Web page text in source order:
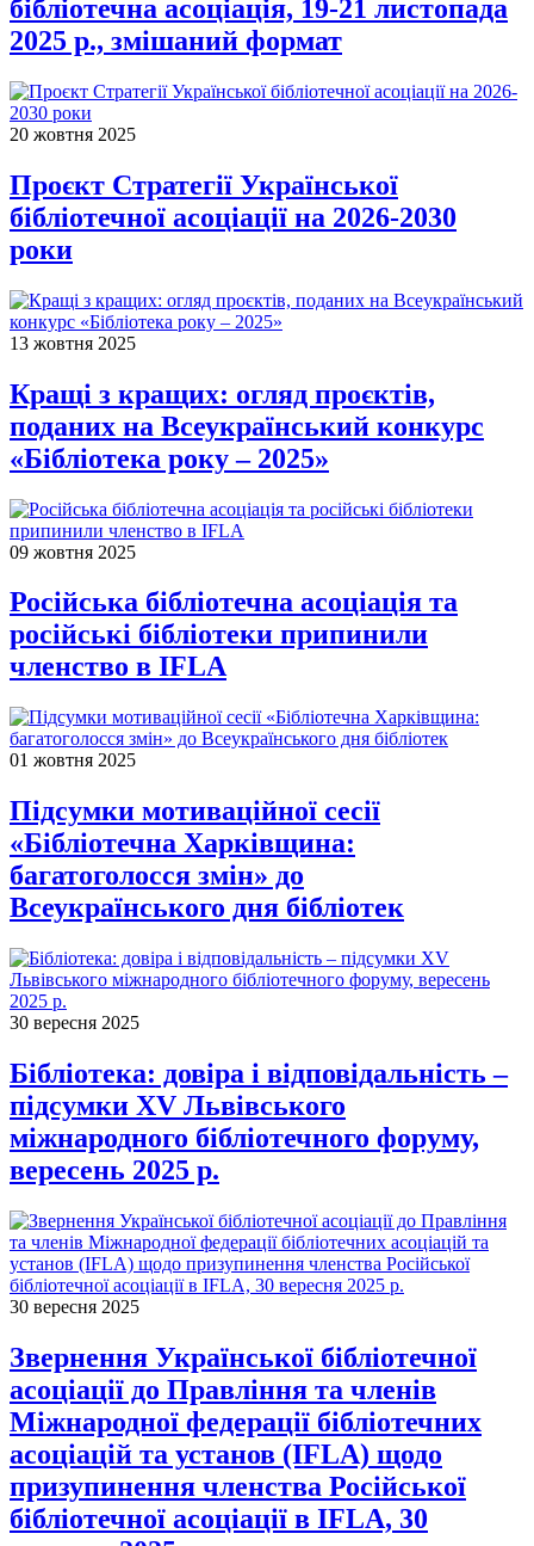
бібліотечна асоціація, 19-21 листопада
2025 р., змішаний формат
20 жовтня 2025
Проєкт Стратегії Української
бібліотечної асоціації на 2026-2030
роки
13 жовтня 2025
Кращі з кращих: огляд проєктів,
поданих на Всеукраїнський конкурс
«Бібліотека року – 2025»
09 жовтня 2025
Російська бібліотечна асоціація та
російські бібліотеки припинили
членство в IFLA
01 жовтня 2025
Підсумки мотиваційної сесії
«Бібліотечна Харківщина:
багатоголосся змін» до
Всеукраїнського дня бібліотек
30 вересня 2025
Бібліотека: довіра і відповідальність –
підсумки XV Львівського
міжнародного бібліотечного форуму,
вересень 2025 р.
30 вересня 2025
Звернення Української бібліотечної
асоціації до Правління та членів
Міжнародної федерації бібліотечних
асоціацій та установ (IFLA) щодо
призупинення членства Російської
бібліотечної асоціації в IFLA, 30